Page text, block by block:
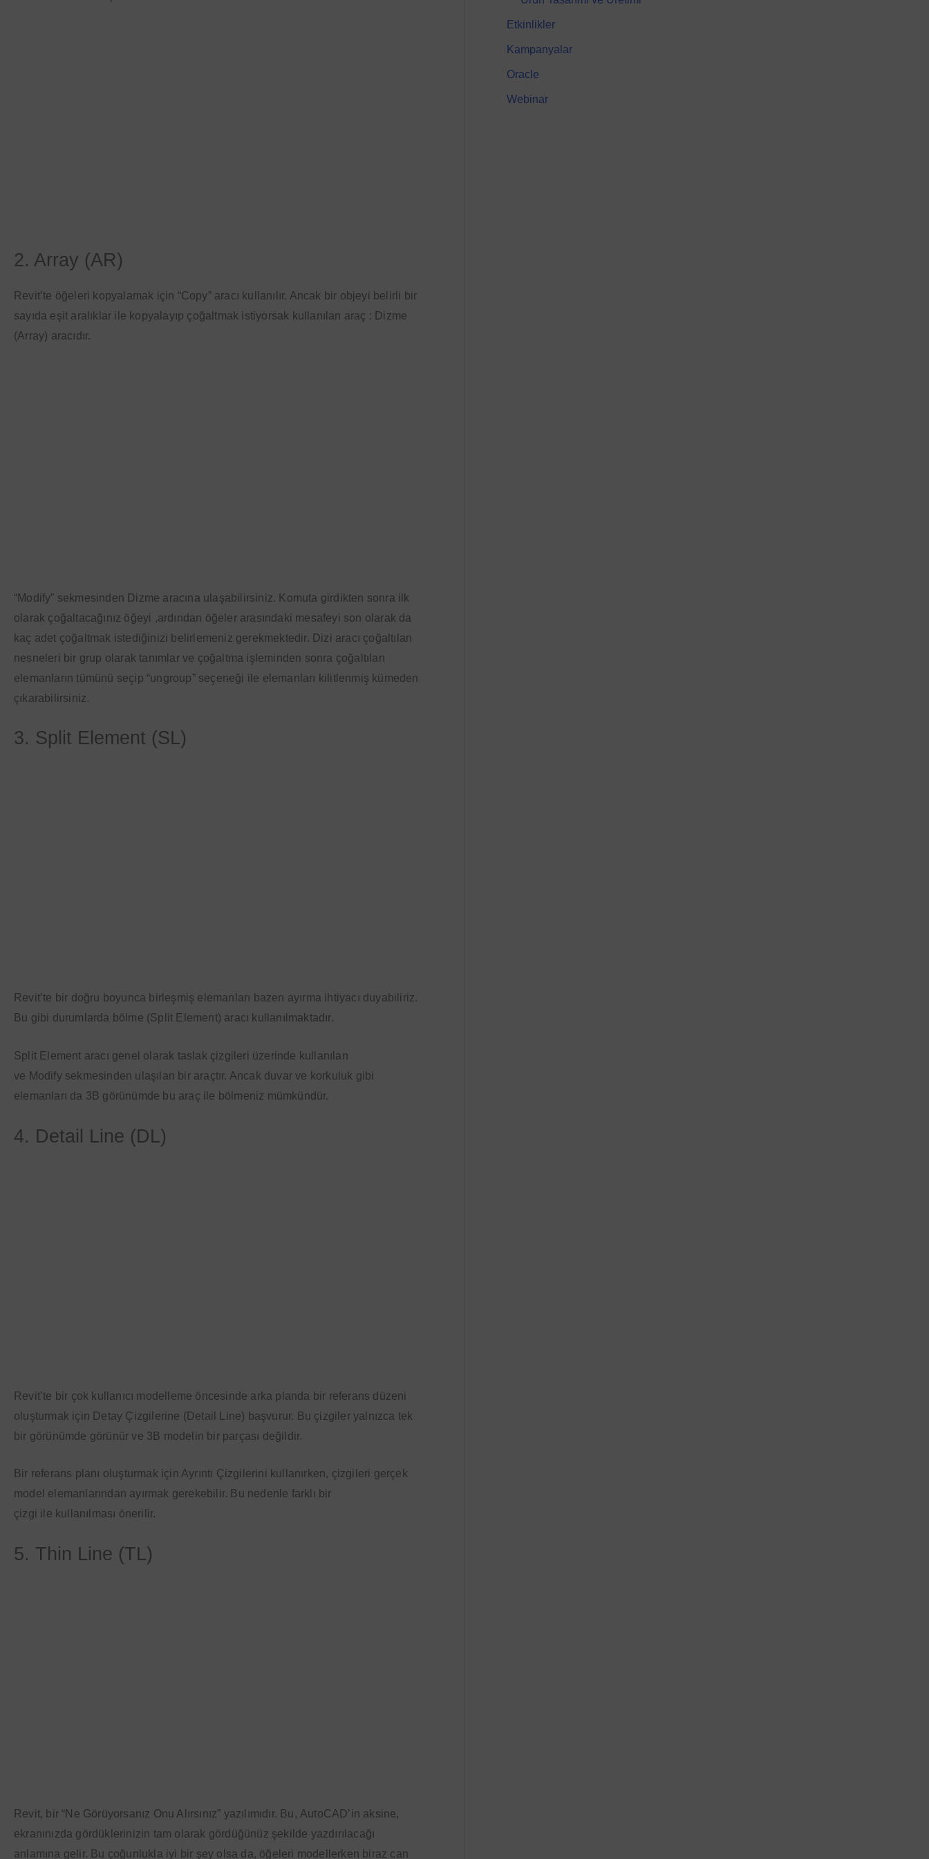
2. Array (AR)
Revit’te öğeleri kopyalamak için “Copy” aracı kullanılır. Ancak bir objeyi belirli bir
sayıda eşit aralıklar ile kopyalayıp çoğaltmak istiyorsak kullanılan araç : Dizme
(Array) aracıdır.
“Modify” sekmesinden Dizme aracına ulaşabilirsiniz. Komuta girdikten sonra ilk
olarak çoğaltacağınız öğeyi ,ardından öğeler arasındaki mesafeyi son olarak da
kaç adet çoğaltmak istediğinizi belirlemeniz gerekmektedir. Dizi aracı çoğaltılan
nesneleri bir grup olarak tanımlar ve çoğaltma işleminden sonra çoğaltılan
elemanların tümünü seçip “ungroup” seçeneği ile elemanları kilitlenmiş kümeden
çıkarabilirsiniz.
3. Split Element (SL)
Revit’te bir doğru boyunca birleşmiş elemanları bazen ayırma ihtiyacı duyabiliriz.
Bu gibi durumlarda bölme (Split Element) aracı kullanılmaktadır.
Split Element aracı genel olarak taslak çizgileri üzerinde kullanılan
ve Modify sekmesinden ulaşılan bir araçtır. Ancak duvar ve korkuluk gibi
elemanları da 3B görünümde bu araç ile bölmeniz mümkündür.
4. Detail Line (DL)
Revit’te bir çok kullanıcı modelleme öncesinde arka planda bir referans düzeni
oluşturmak için Detay Çizgilerine (Detail Line) başvurur. Bu çizgiler yalnızca tek
bir görünümde görünür ve 3B modelin bir parçası değildir.
Bir referans planı oluşturmak için Ayrıntı Çizgilerini kullanırken, çizgileri gerçek
model elemanlarından ayırmak gerekebilir. Bu nedenle farklı bir
çizgi ile kullanılması önerilir.
5. Thin Line (TL)
Revit, bir “Ne Görüyorsanız Onu Alırsınız” yazılımıdır. Bu, AutoCAD’in aksine,
ekranınızda gördüklerinizin tam olarak gördüğünüz şekilde yazdırılacağı
anlamına gelir. Bu çoğunlukla iyi bir şey olsa da, öğeleri modellerken biraz can
Etkinlikler
Kampanyalar
Oracle
Webinar
Kullanıcı adı ya da e-posta adresi